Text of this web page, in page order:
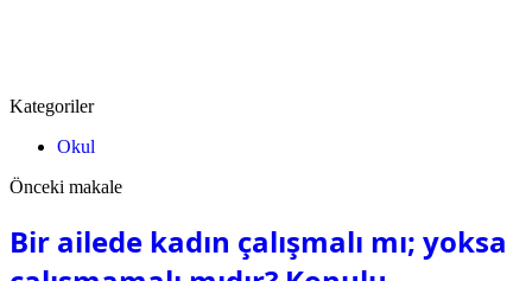
Kategoriler
Okul
Önceki makale
Bir ailede kadın çalışmalı mı; yoksa